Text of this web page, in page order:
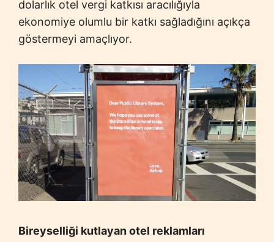
dolarlık otel vergi katkısı aracılığıyla
ekonomiye olumlu bir katkı sağladığını açıkça
göstermeyi amaçlıyor.
Bireyselliği kutlayan otel reklamları